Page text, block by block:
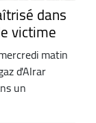
dans
victime
matin
d'Alrar
un